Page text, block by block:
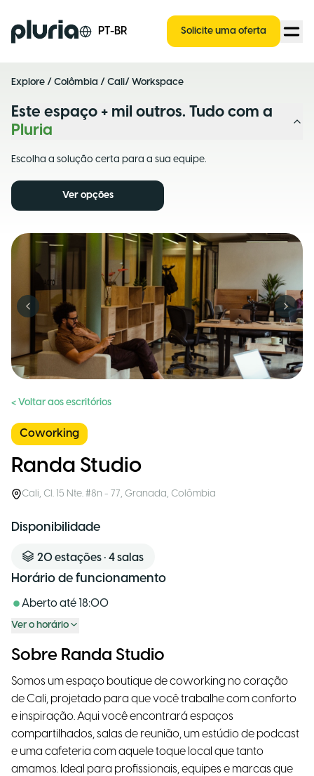
Logo Pluria PT-BR Solicite uma oferta
Explore / Colômbia / Cali/ Workspace
Este espaço + mil outros. Tudo com a
Pluria
Escolha a solução certa para a sua equipe.
Ver opções
Previous slide Next
< Voltar aos escritórios
Coworking
Randa Studio
Cali, Cl. 15 Nte. #8n - 77, Granada, Colômbia
Disponibilidade
20estações • 4salas
Horário de funcionamento
Aberto até 18:00
Ver o horário
Sobre Randa Studio
Somos um espaço boutique de coworking no coração
de Cali, projetado para que você trabalhe com conforto
e inspiração. Aqui você encontrará espaços
compartilhados, salas de reunião, um estúdio de podcast
e uma cafeteria com aquele toque local que tanto
amamos. Ideal para profissionais, equipes e marcas que